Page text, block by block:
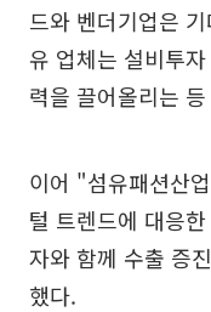
드와 벤더기업은
유 업체는 설비투
력을 끌어올리는
이어 "섬유패션산
털 트렌드에 대응
자와 함께 수출 증
했다.